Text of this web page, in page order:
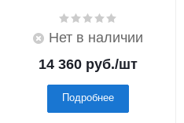
Нет в наличии
14 360 руб./шт
Подробнее